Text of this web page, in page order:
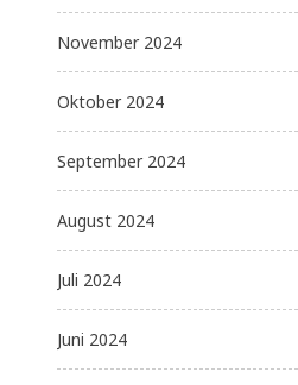
November 2024
Oktober 2024
September 2024
August 2024
Juli 2024
Juni 2024